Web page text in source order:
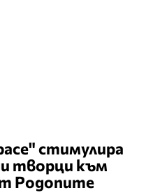
стимулира
творци към
Родопите